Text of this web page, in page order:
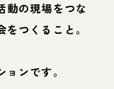
動の現場をつな
つくること。
ンです。